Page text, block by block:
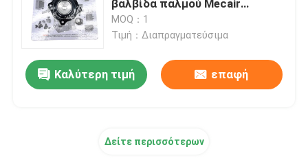
Βαλβίδες εκτόξευσης παλμού
Υδραυλικές αντλίες με έμβολο
βαλβίδα παλμού Mecair
VNP208 VNP308 VEM208
VEM308 VNP408 VEM408
MOQ：1
Τιμή：Διαπραγματεύσιμα
Καλύτερη τιμή επαφή
Δείτε περισσότερων